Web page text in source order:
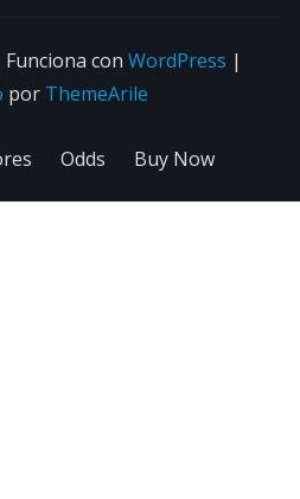
con WordPress |
por ThemeArile
Odds Buy Now